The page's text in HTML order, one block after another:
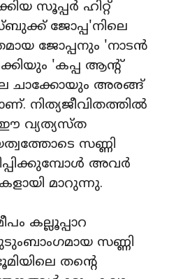
സൂപ്പര്‍ ഹിറ്റ്
ജോപ്പ'നിലെ
ജോപ്പനും 'നാടന്‍
'കപ്പ ആന്റ്
ചാക്കോയും അരങ്ങ്
നിത്യജീവിതത്തില്‍
ഈ വ്യത്യസ്ത
സണ്ണി
അവര്‍
മാറുന്നു.
കല്ലൂപ്പാറ
സണ്ണി
തന്റെ